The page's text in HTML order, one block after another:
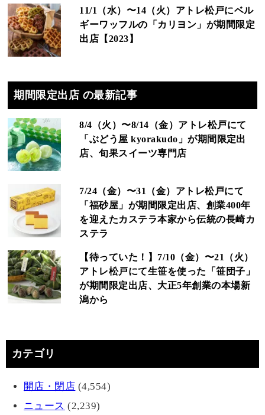
11/1（水）〜14（火）アトレ松戸にベル
ギーワッフルの「カリヨン」が期間限定
出店【2023】
期間限定出店 の最新記事
8/4（火）〜8/14（金）アトレ松戸にて
「ぶどう屋 kyorakudo」が期間限定出
店、旬果スイーツ専門店
7/24（金）〜31（金）アトレ松戸にて
「福砂屋」が期間限定出店、創業400年
を迎えたカステラ本家から伝統の長崎カ
ステラ
【待っていた！】7/10（金）〜21（火）
アトレ松戸にて生笹を使った「笹団子」
が期間限定出店、大正5年創業の本場新
潟から
カテゴリ
開店・閉店 (4,554)
ニュース (2,239)